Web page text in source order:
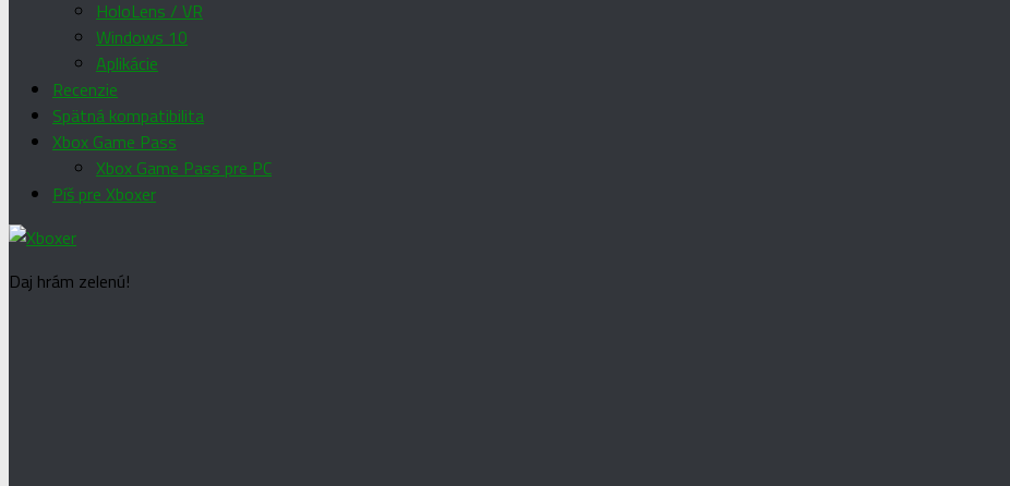
HoloLens / VR
Windows 10
Aplikácie
Recenzie
Spätná kompatibilita
Xbox Game Pass
Xbox Game Pass pre PC
Píš pre Xboxer
Daj hrám zelenú!